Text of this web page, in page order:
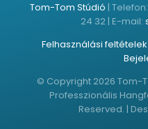
Tom-Tom Stúdió | Telefon:
24 32 | E-mail:
Felhasználási feltételek
© Copyright 2026 Tom-
Professzionális
Reserved. |